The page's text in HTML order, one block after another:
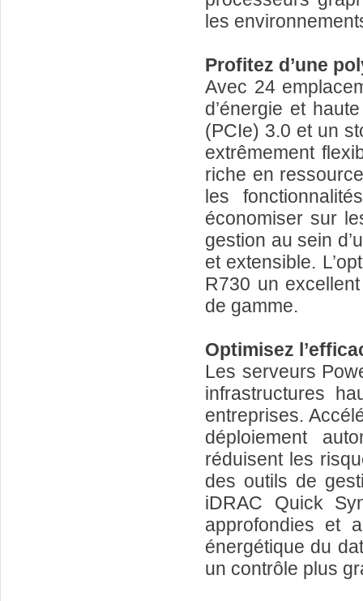
les
Profitez d’une
Avec 24
d’énergie et
(PCIe) 3.0 et un
extrêmement
riche en
les
économiser sur
gestion au sein
et extensible.
R730 un
de gamme.
Optimisez
Les serveurs
infrastructures
entreprises.
déploiement
réduisent les
des outils de
iDRAC Quick
approfondies et
énergétique du
un contrôle plus